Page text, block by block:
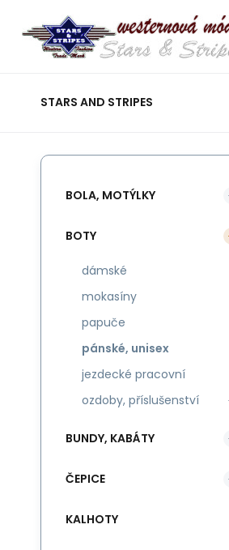
STARS AND STRIPES
BOLA, MOTÝLKY
BOTY
dámské
mokasíny
papuče
pánské, unisex
jezdecké pracovní
ozdoby, příslušenství
BUNDY, KABÁTY
ČEPICE
KALHOTY